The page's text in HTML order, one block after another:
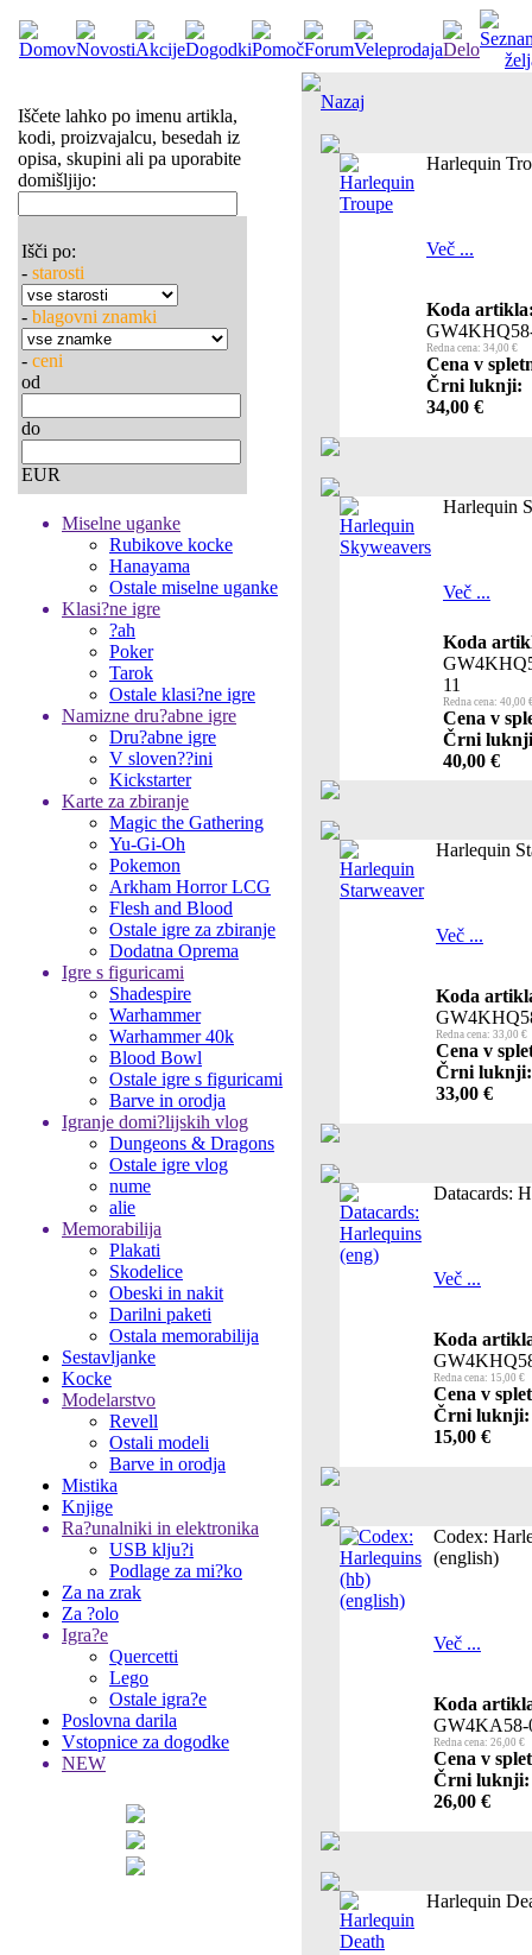
Iščete lahko po imenu artikla,
kodi, proizvajalcu, besedah iz
opisa, skupini ali pa uporabite
domišljijo:
Išči po:
- starosti
- blagovni znamki
- ceni
od
do
EUR
Miselne uganke
Rubikove kocke
Hanayama
Ostale miselne uganke
Klasi?ne igre
?ah
Poker
Tarok
Ostale klasi?ne igre
Namizne dru?abne igre
Dru?abne igre
V sloven??ini
Kickstarter
Karte za zbiranje
Magic the Gathering
Yu-Gi-Oh
Pokemon
Arkham Horror LCG
Flesh and Blood
Ostale igre za zbiranje
Dodatna Oprema
Igre s figuricami
Shadespire
Warhammer
Warhammer 40k
Blood Bowl
Ostale igre s figuricami
Barve in orodja
Igranje domi?lijskih vlog
Dungeons & Dragons
Ostale igre vlog
nume
alie
Memorabilija
Plakati
Skodelice
Obeski in nakit
Darilni paketi
Ostala memorabilija
Sestavljanke
Kocke
Modelarstvo
Revell
Ostali modeli
Barve in orodja
Mistika
Knjige
Ra?unalniki in elektronika
USB klju?i
Podlage za mi?ko
Za na zrak
Za ?olo
Igra?e
Quercetti
Lego
Ostale igra?e
Poslovna darila
Vstopnice za dogodke
NEW
Nazaj
Harlequin
Več ...
Koda
Redna cena: 34,00 €
Cena v
Črni luknji:
34,00 €
Harlequin
Več ...
Koda
11
Redna cena: 40,00
Cena v
Črni
40,00 €
Harlequin
Več ...
Koda
Redna cena: 33,00 €
Cena v
Črni luknji:
33,00 €
Datacards:
Več ...
Koda
Redna cena: 15,00 €
Cena v
Črni luknji:
15,00 €
Codex:
(english)
Več ...
Koda
GW4KA58-
Redna cena: 26,00 €
Cena v
Črni luknji:
26,00 €
Harlequin